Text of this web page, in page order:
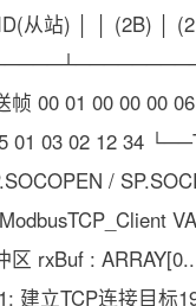
从站) │ │ (2B) │
帧 00 01 00 00 00
01 03 02 12 34
/
区 rxBuf :
建立TCP连接目标